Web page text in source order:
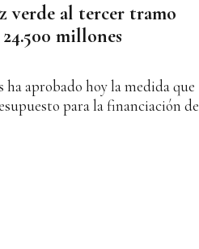
verde al tercer tramo
millones
aprobado hoy la medida que
para la financiación de